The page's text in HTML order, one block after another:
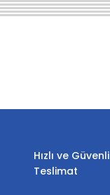
Hızlı ve Güvenli
Teslimat